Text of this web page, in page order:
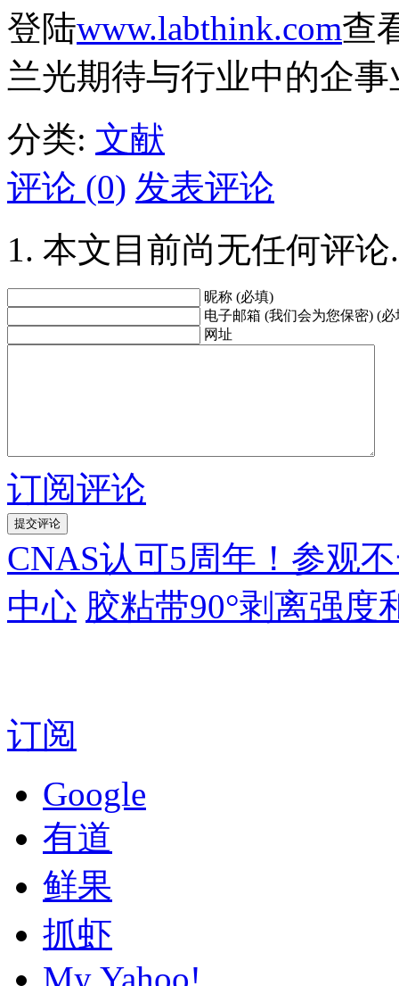
登陆www.labthink.com查
兰光期待与行业中的企
分类: 文献
评论 (0) 发表评论
本文目前尚无任何评论.
昵称 (必填)
电子邮箱 (我们会为您保密) (必
网址
订阅评论
CNAS认可5周年！参观
中心 胶粘带90°剥离强度
订阅
Google
有道
鲜果
抓虾
My Yahoo!